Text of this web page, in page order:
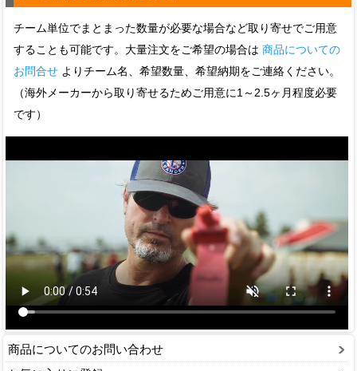
チーム単位でまとまった数量が必要な場合など取り寄せでご用意
することも可能です。大量注文をご希望の場合は商品についての
お問合せ よりチーム名、希望数量、希望納期をご連絡ください。
（海外メーカーから取り寄せるためご用意に1～2.5ヶ月程度必要
です）
商品についてのお問い合わせ